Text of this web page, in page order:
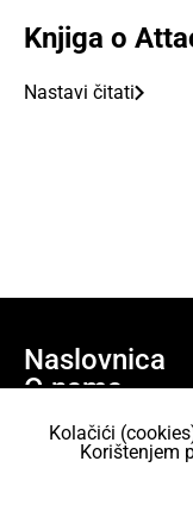
Knjiga o
Nastavi čitati
Naslovnica
O nama
Učlani se
Projekti
AKC Attack Sav sadržaj
Kolačići
Korištenjem